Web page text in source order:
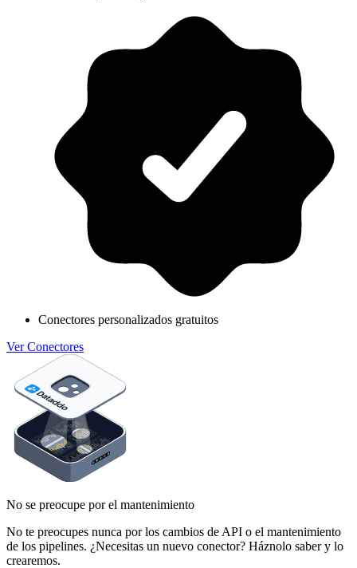
Conectores personalizados gratuitos
Ver Conectores
No se preocupe por el mantenimiento
No te preocupes nunca por los cambios de API o el mantenimiento
de los pipelines. ¿Necesitas un nuevo conector? Háznolo saber y lo
crearemos.